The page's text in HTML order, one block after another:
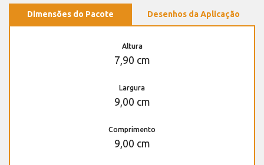
Dimensões do Pacote Desenhos da Aplicação
Altura
7,90 cm
Largura
9,00 cm
Comprimento
9,00 cm